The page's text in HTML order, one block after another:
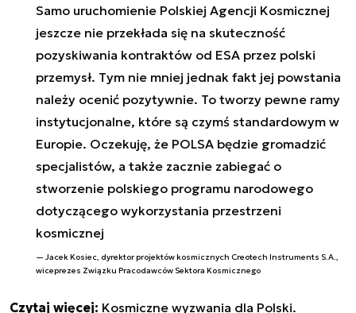
Samo uruchomienie Polskiej Agencji Kosmicznej
jeszcze nie przekłada się na skuteczność
pozyskiwania kontraktów od ESA przez polski
przemysł. Tym nie mniej jednak fakt jej powstania
należy ocenić pozytywnie. To tworzy pewne ramy
instytucjonalne, które są czymś standardowym w
Europie. Oczekuję, że POLSA będzie gromadzić
specjalistów, a także zacznie zabiegać o
stworzenie polskiego programu narodowego
dotyczącego wykorzystania przestrzeni
kosmicznej
Jacek Kosiec, dyrektor projektów kosmicznych Creotech Instruments S.A.,
wiceprezes Związku Pracodawców Sektora Kosmicznego
Czytaj więcej: Kosmiczne wyzwania dla Polski.